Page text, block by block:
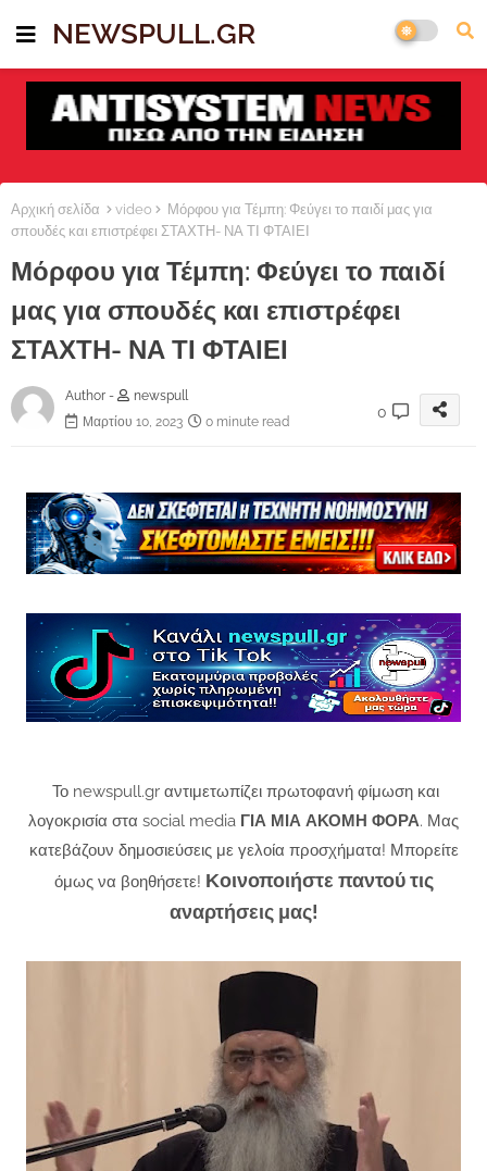
NEWSPULL.GR
Αρχική σελίδα video
Μόρφου για Τέμπη: Φεύγει το παιδί μας για
σπουδές και επιστρέφει ΣΤΑΧΤΗ- ΝΑ ΤΙ ΦΤΑΙΕΙ
Μόρφου για Τέμπη: Φεύγει το παιδί
μας για σπουδές και επιστρέφει
ΣΤΑΧΤΗ- ΝΑ ΤΙ ΦΤΑΙΕΙ
Author -
newspull
Μαρτίου 10, 2023
0 minute read
0
Το newspull.gr αντιμετωπίζει πρωτοφανή φίμωση και
λογοκρισία στα social media ΓΙΑ ΜΙΑ ΑΚΟΜΗ ΦΟΡΑ. Μας
κατεβάζουν δημοσιεύσεις με γελοία προσχήματα! Μπορείτε
όμως να βοηθήσετε! Κοινοποιήστε παντού τις
αναρτήσεις μας!